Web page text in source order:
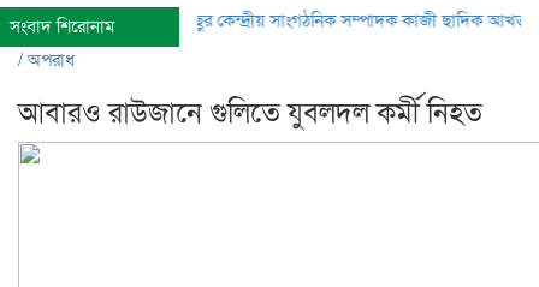
সংবাদ শিরোনামআমছুর কেন্দ্রীয় সাংগঠনিক সম্পাদক কাজী ছাদিক আখতার আহত
/অপরাধ
আবারও রাউজানে গুলিতে যুবলদল কর্মী নিহত